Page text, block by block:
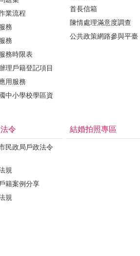
業流程
務
務
務時限表
理戶籍登記項目
用服務
中小學校學區資
首長信箱
陳情處理滿意度調查
公共政策網路參與平臺
令
民政局戶政法令
規
籍案例分享
規
結婚拍照專區